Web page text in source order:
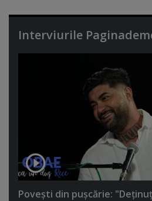
Interviurile
Poveşti din puşcărie: